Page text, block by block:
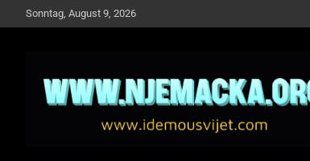
to
Sonntag, August 9, 2026